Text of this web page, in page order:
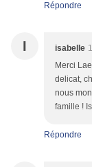
Répondre
I isabelle
Merci
delicat,
nous
famille !
Répondre